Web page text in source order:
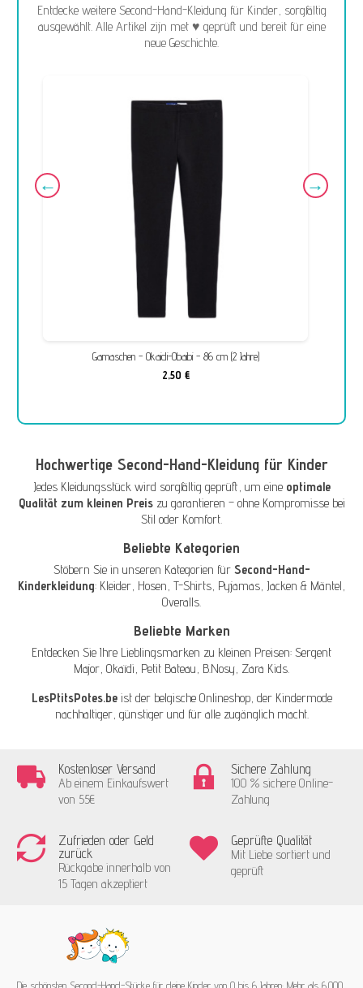
Entdecke weitere Second-Hand-Kleidung für Kinder, sorgfältig
ausgewählt. Alle Artikel zijn met ♥ geprüft und bereit für eine
neue Geschichte.
Gamaschen - Okaidi-Obaibi - 86 cm (2 Jahre)
2,50 €
Hochwertige Second-Hand-Kleidung für Kinder
Jedes Kleidungsstück wird sorgfältig geprüft, um eine optimale
Qualität zum kleinen Preiszu garantieren – ohne Kompromisse bei
Stil oder Komfort.
Beliebte Kategorien
Stöbern Sie in unseren Kategorien für Second-Hand-
Kinderkleidung: Kleider, Hosen, T-Shirts, Pyjamas, Jacken & Mäntel,
Overalls.
Beliebte Marken
Entdecken Sie Ihre Lieblingsmarken zu kleinen Preisen: Sergent
Major, Okaïdi, Petit Bateau, B.Nosy, Zara Kids.
LesPtitsPotes.beist der belgische Onlineshop, der Kindermode
nachhaltiger, günstiger und für alle zugänglich macht.
Kostenloser Versand
Ab einem Einkaufswert
von 55€
Sichere Zahlung
100 % sichere Online-
Zahlung
Zufrieden oder Geld
zurück
Rückgabe innerhalb von
15 Tagen akzeptiert
Geprüfte Qualität
Mit Liebe sortiert und
geprüft